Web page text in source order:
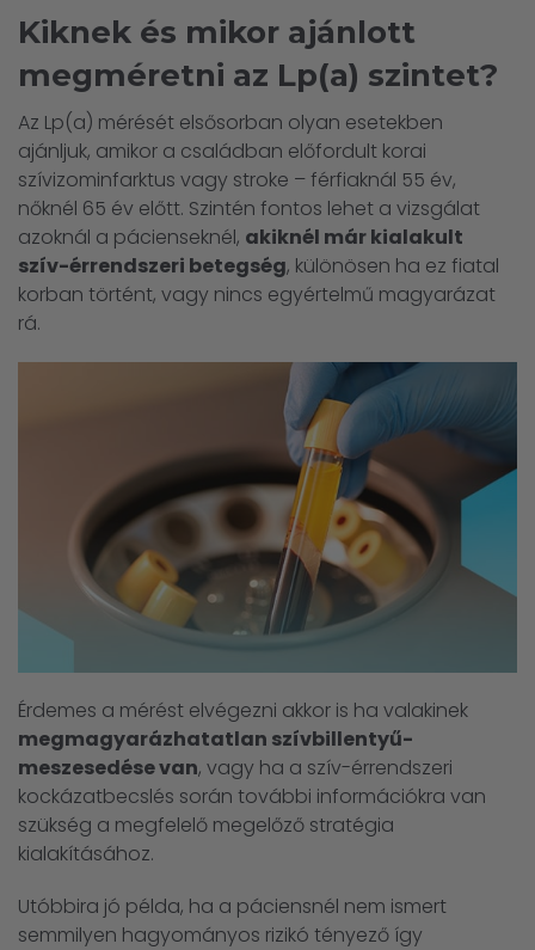
Kiknek és mikor ajánlott
megméretni az Lp(a) szintet?
Az Lp(a) mérését elsősorban olyan esetekben
ajánljuk, amikor a családban előfordult korai
szívizominfarktus vagy stroke – férfiaknál 55 év,
nőknél 65 év előtt. Szintén fontos lehet a vizsgálat
azoknál a pácienseknél, akiknél már kialakult
szív-érrendszeri betegség, különösen ha ez fiatal
korban történt, vagy nincs egyértelmű magyarázat
rá.
Érdemes a mérést elvégezni akkor is ha valakinek
megmagyarázhatatlan szívbillentyű-
meszesedése van, vagy ha a szív-érrendszeri
kockázatbecslés során további információkra van
szükség a megfelelő megelőző stratégia
kialakításához.
Utóbbira jó példa, ha a páciensnél nem ismert
semmilyen hagyományos rizikó tényező így